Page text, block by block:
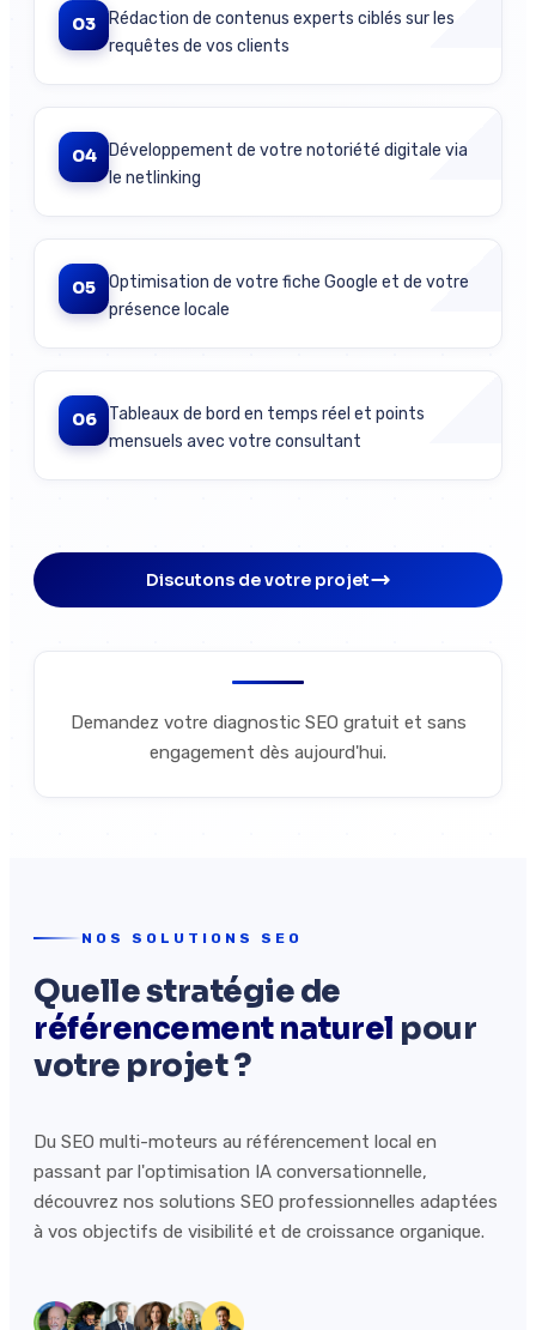
03
Rédaction de contenus experts ciblés sur les
requêtes de vos clients
04
Développement de votre notoriété digitale via
le netlinking
05
Optimisation de votre fiche Google et de votre
présence locale
06
Tableaux de bord en temps réel et points
mensuels avec votre consultant
Discutons de votre projet
Demandez votre diagnostic SEO gratuit et sans
engagement dès aujourd'hui.
NOS SOLUTIONS SEO
Quelle stratégie de
référencement naturel pour
votre projet ?
Du SEO multi-moteurs au référencement local en
passant par l'optimisation IA conversationnelle,
découvrez nos solutions SEO professionnelles adaptées
à vos objectifs de visibilité et de croissance organique.